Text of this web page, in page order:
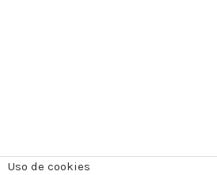
Uso de cookies